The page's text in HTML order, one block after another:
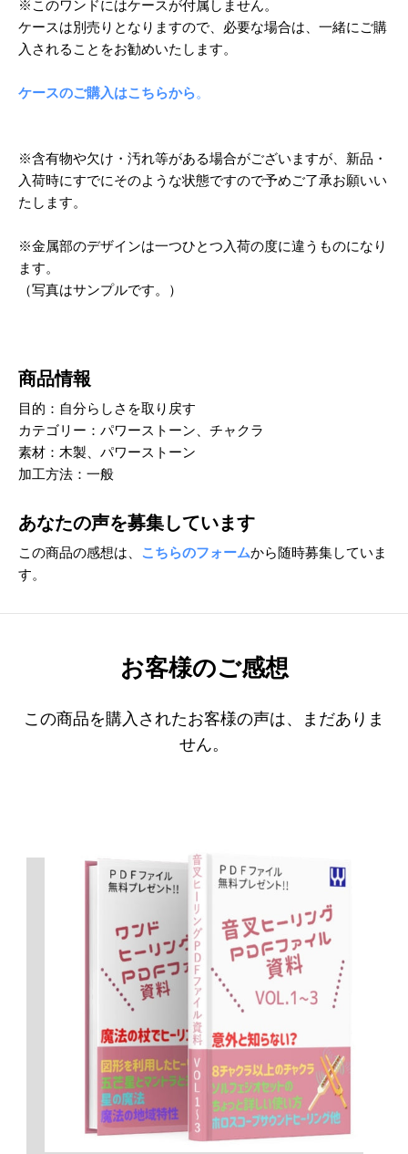
※このワンドにはケースが付属しません。
ケースは別売りとなりますので、必要な場合は、一緒にご購
入されることをお勧めいたします。
ケースのご購入はこちらから。
※含有物や欠け・汚れ等がある場合がございますが、新品・
入荷時にすでにそのような状態ですので予めご了承お願いい
たします。
※金属部のデザインは一つひとつ入荷の度に違うものになり
ます。
（写真はサンプルです。）
商品情報
目的：自分らしさを取り戻す
カテゴリー：パワーストーン、チャクラ
素材：木製、パワーストーン
加工方法：一般
あなたの声を募集しています
この商品の感想は、 こちらのフォームから随時募集していま
す。
お客様のご感想
この商品を購入されたお客様の声は、まだありま
せん。